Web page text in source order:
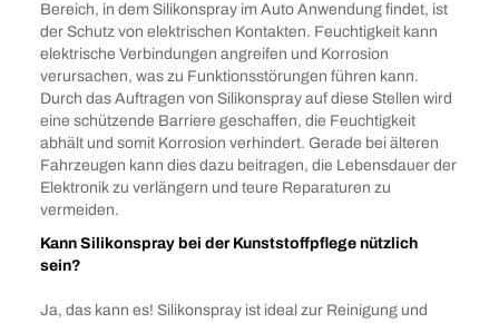
Bereich, in dem Silikonspray im Auto Anwendung findet, ist
der Schutz von elektrischen Kontakten. Feuchtigkeit kann
elektrische Verbindungen angreifen und Korrosion
verursachen, was zu Funktionsstörungen führen kann.
Durch das Auftragen von Silikonspray auf diese Stellen wird
eine schützende Barriere geschaffen, die Feuchtigkeit
abhält und somit Korrosion verhindert. Gerade bei älteren
Fahrzeugen kann dies dazu beitragen, die Lebensdauer der
Elektronik zu verlängern und teure Reparaturen zu
vermeiden.
Kann Silikonspray bei der Kunststoffpflege nützlich
sein?
Ja, das kann es! Silikonspray ist ideal zur Reinigung und